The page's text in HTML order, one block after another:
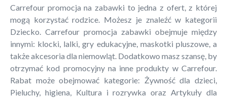
Carrefour promocja na zabawki to jedna z ofert, z której
mogą korzystać rodzice. Możesz je znaleźć w kategorii
Dziecko. Carrefour promocja zabawki obejmuje między
innymi: klocki, lalki, gry edukacyjne, maskotki pluszowe, a
także akcesoria dla niemowląt. Dodatkowo masz szansę, by
otrzymać kod promocyjny na inne produkty w Carrefour.
Rabat może obejmować kategorie: Żywność dla dzieci,
Pieluchy, higiena, Kultura i rozrywka oraz Artykuły dla